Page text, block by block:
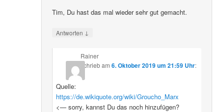
Tim, Du hast das mal wieder sehr gut gemacht.
Antworten ↓
Rainer
schriebam 6. Oktober 2019 um 21:59 Uhr:
Quelle:
https://de.wikiquote.org/wiki/Groucho_Marx
<— sorry, kannst Du das noch hinzufügen?